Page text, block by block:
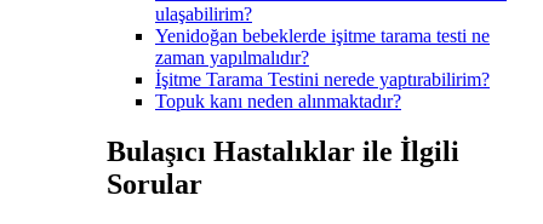
ulaşabilirim?
Yenidoğan bebeklerde işitme tarama testi ne
zaman yapılmalıdır?
İşitme Tarama Testini nerede yaptırabilirim?
Topuk kanı neden alınmaktadır?
Bulaşıcı Hastalıklar ile İlgili
Sorular